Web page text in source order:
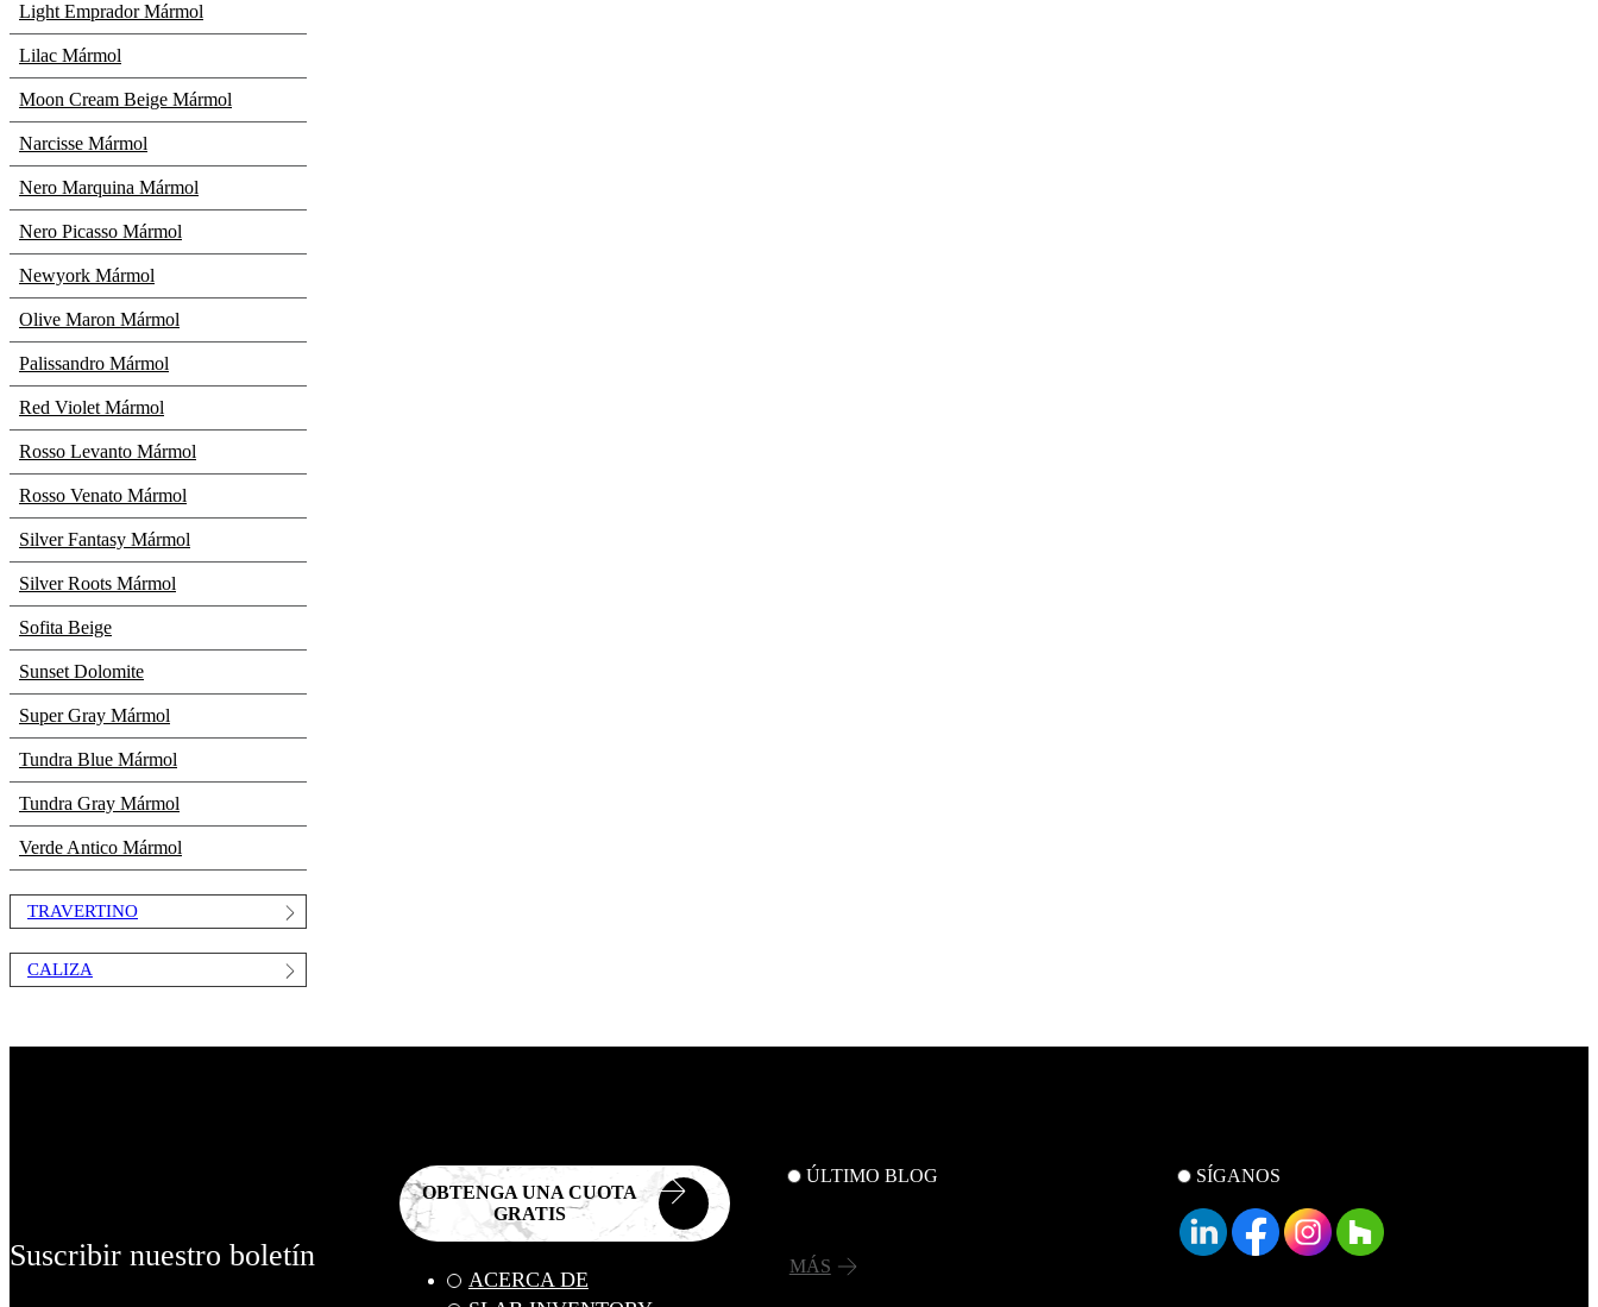
Light Emprador Mármol
Lilac Mármol
Moon Cream Beige Mármol
Narcisse Mármol
Nero Marquina Mármol
Nero Picasso Mármol
Newyork Mármol
Olive Maron Mármol
Palissandro Mármol
Red Violet Mármol
Rosso Levanto Mármol
Rosso Venato Mármol
Silver Fantasy Mármol
Silver Roots Mármol
Sofita Beige
Sunset Dolomite
Super Gray Mármol
Tundra Blue Mármol
Tundra Gray Mármol
Verde Antico Mármol
TRAVERTINO
CALIZA
Suscribir nuestro boletín
OBTENGA UNA CUOTA
GRATIS
ACERCA DE
ÚLTIMO BLOG
MÁS
SÍGANOS